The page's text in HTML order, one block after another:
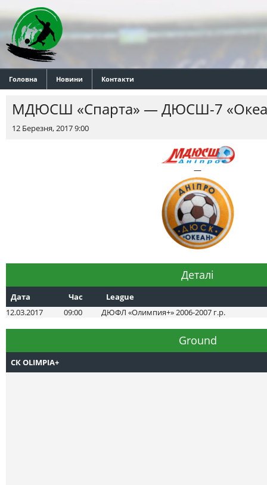
Головна Новини Контакти
МДЮСШ «Спарта» — ДЮСШ-7
12 Березня, 2017 9:00
—
Деталі
Дата Час
League
12.03.2017
09:00 ДЮФЛ «Олимпия+» 2006-2007 г.р.
Ground
СК OLIMPIA+